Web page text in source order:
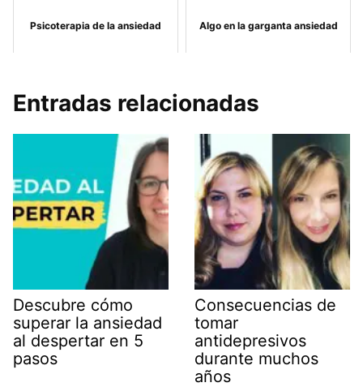
Psicoterapia de la ansiedad Algo en la garganta ansiedad
Entradas relacionadas
Descubre cómo
superar la ansiedad
al despertar en 5
pasos
Consecuencias de
tomar
antidepresivos
durante muchos
años